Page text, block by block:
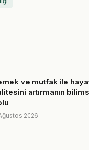
ve mutfak ile
artırmanın
2026